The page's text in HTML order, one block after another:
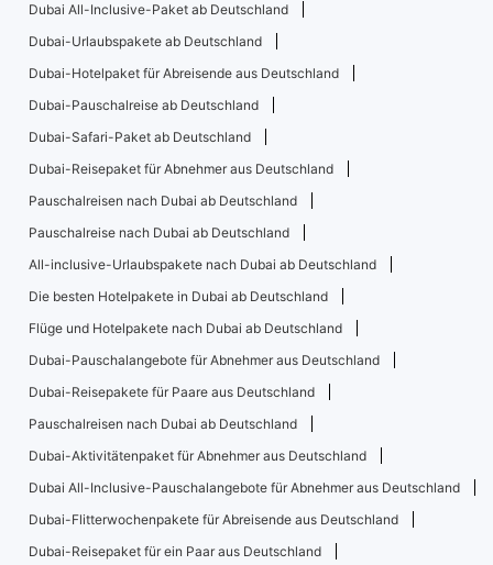
Dubai All-Inclusive-Paket ab Deutschland
Dubai-Urlaubspakete ab Deutschland
Dubai-Hotelpaket für Abreisende aus Deutschland
Dubai-Pauschalreise ab Deutschland
Dubai-Safari-Paket ab Deutschland
Dubai-Reisepaket für Abnehmer aus Deutschland
Pauschalreisen nach Dubai ab Deutschland
Pauschalreise nach Dubai ab Deutschland
All-inclusive-Urlaubspakete nach Dubai ab Deutschland
Die besten Hotelpakete in Dubai ab Deutschland
Flüge und Hotelpakete nach Dubai ab Deutschland
Dubai-Pauschalangebote für Abnehmer aus Deutschland
Dubai-Reisepakete für Paare aus Deutschland
Pauschalreisen nach Dubai ab Deutschland
Dubai-Aktivitätenpaket für Abnehmer aus Deutschland
Dubai All-Inclusive-Pauschalangebote für Abnehmer aus Deutschland
Dubai-Flitterwochenpakete für Abreisende aus Deutschland
Dubai-Reisepaket für ein Paar aus Deutschland